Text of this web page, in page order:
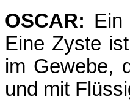
OSCAR: Ein
Eine Zyste
im Gewebe,
und mit